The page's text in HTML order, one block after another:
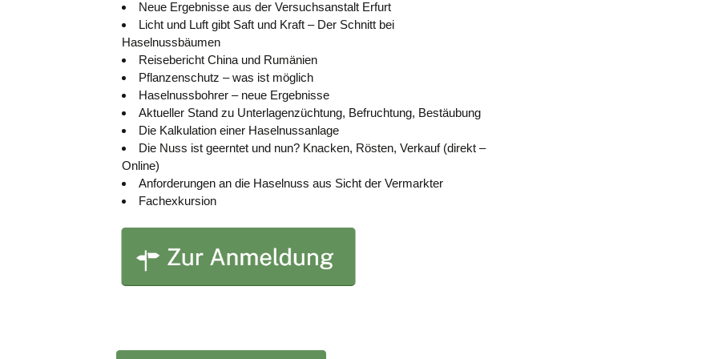
Neue Ergebnisse aus der Versuchsanstalt Erfurt
Licht und Luft gibt Saft und Kraft – Der Schnitt bei
Haselnussbäumen
Reisebericht China und Rumänien
Pflanzenschutz – was ist möglich
Haselnussbohrer – neue Ergebnisse
Aktueller Stand zu Unterlagenzüchtung, Befruchtung, Bestäubung
Die Kalkulation einer Haselnussanlage
Die Nuss ist geerntet und nun? Knacken, Rösten, Verkauf (direkt –
Online)
Anforderungen an die Haselnuss aus Sicht der Vermarkter
Fachexkursion